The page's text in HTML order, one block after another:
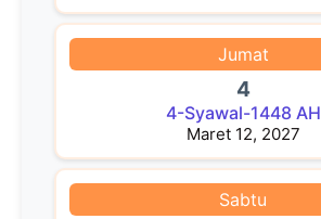
Jumat
4
4-Syawal-1448 AH
Maret 12, 2027
Sabtu